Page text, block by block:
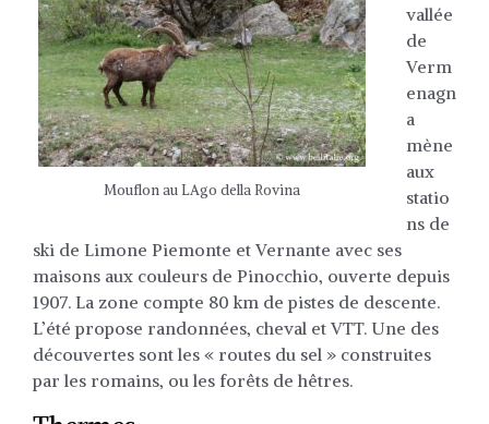
Mouflon au LAgo della Rovina
vallée
de
Verm
enagn
a
mène
aux
statio
ns de
ski de Limone Piemonte et Vernante avec ses
maisons aux couleurs de Pinocchio, ouverte depuis
1907. La zone compte 80 km de pistes de descente.
L’été propose randonnées, cheval et VTT. Une des
découvertes sont les « routes du sel » construites
par les romains, ou les forêts de hêtres.